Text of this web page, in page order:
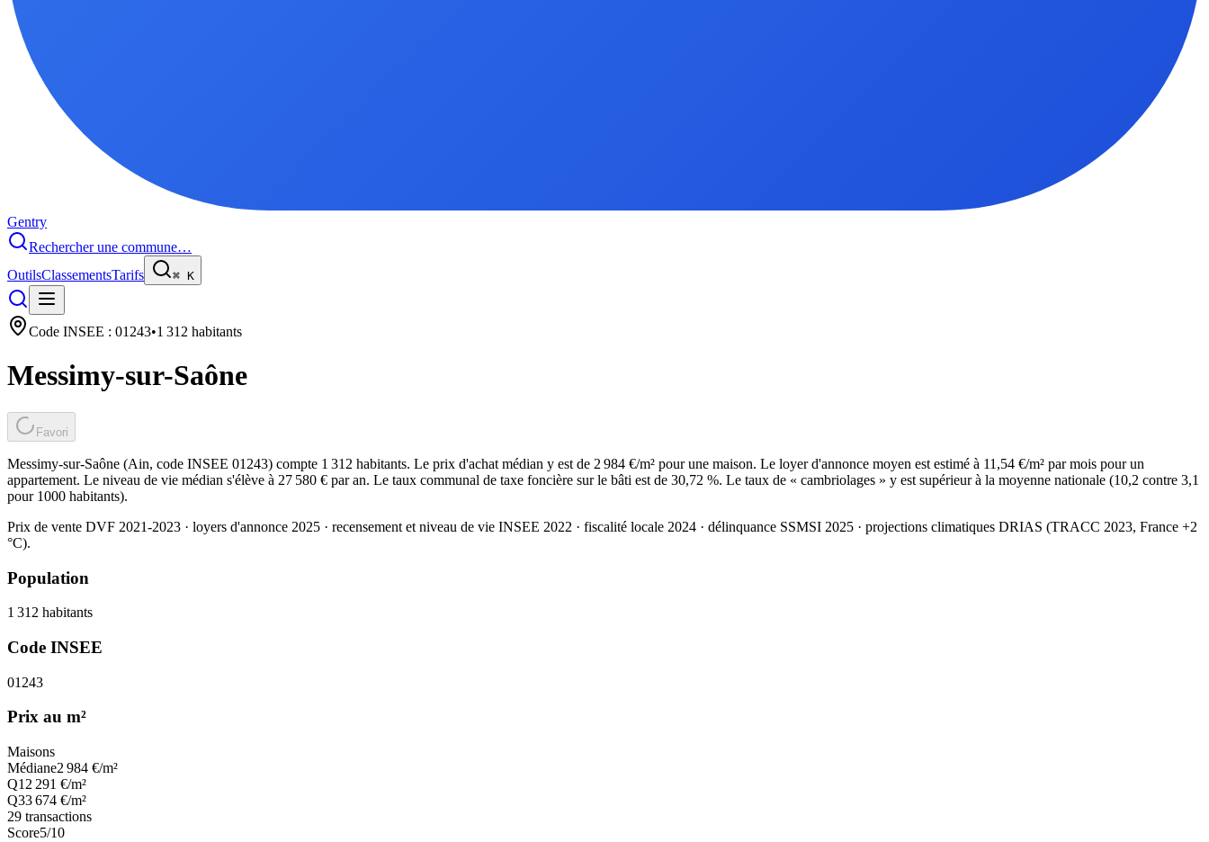
Gentry
Rechercher une commune…
OutilsClassementsTarifs ⌘ K
Code INSEE : 01243•1 312 habitants
Messimy-sur-Saône
Favori
Messimy-sur-Saône (Ain, code INSEE 01243) compte 1 312 habitants. Le prix d'achat médian y est de 2 984 €/m² pour une maison. Le loyer d'annonce moyen est estimé à 11,54 €/m² par mois pour un
appartement. Le niveau de vie médian s'élève à 27 580 € par an. Le taux communal de taxe foncière sur le bâti est de 30,72 %. Le taux de « cambriolages » y est supérieur à la moyenne nationale (10,2 contre 3,1
pour 1000 habitants).
Prix de vente DVF 2021-2023 · loyers d'annonce 2025 · recensement et niveau de vie INSEE 2022 · fiscalité locale 2024 · délinquance SSMSI 2025 · projections climatiques DRIAS (TRACC 2023, France +2
°C).
Population
1 312 habitants
Code INSEE
01243
Prix au m²
Maisons
Médiane2 984 €/m²
Q1 2 291 €/m²
Q33 674 €/m²
29 transactions
Score5/10